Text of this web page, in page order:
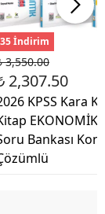
İndirim
3,550.00
2,307.50
KPSS Kara
EKONOMİK
Bankası